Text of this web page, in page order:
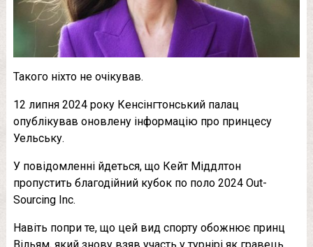
Такого ніxто не очiкував.
12 липня 2024 року Кенсінгтонський палац
опублікував оновлену інформацію про принцесу
Уельську.
У повідомленні йдеться, що Кейт Міддлтон
пропустить благодійний кубок по поло 2024 Out-
Sourcing Inc.
Навіть попри те, що цей вид спорту обожнює принц